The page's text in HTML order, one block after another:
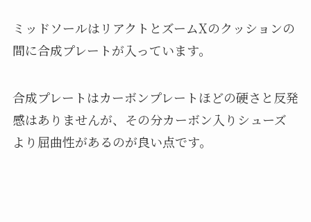
ミッドソールはリアクトとズームXのクッションの
間に合成プレートが入っています。
合成プレートはカーボンプレートほどの硬さと反発
感はありませんが、その分カーボン入りシューズ
より屈曲性があるのが良い点です。